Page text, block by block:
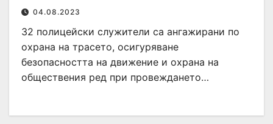
04.08.2023
32 полицейски служители са ангажирани по
охрана на трасето, осигуряване
безопасността на движение и охрана на
обществения ред при провеждането…